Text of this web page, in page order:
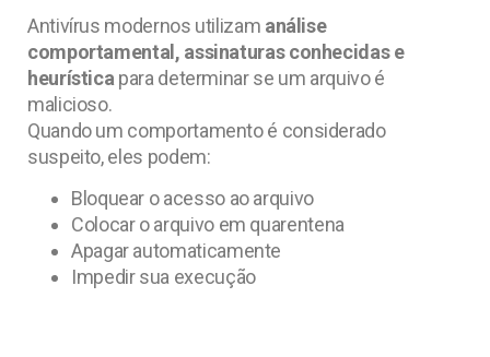
Antivírus modernos utilizam análise
comportamental, assinaturas conhecidas e
heurística para determinar se um arquivo é
malicioso.
Quando um comportamento é considerado
suspeito, eles podem:
Bloquear o acesso ao arquivo
Colocar o arquivo em quarentena
Apagar automaticamente
Impedir sua execução